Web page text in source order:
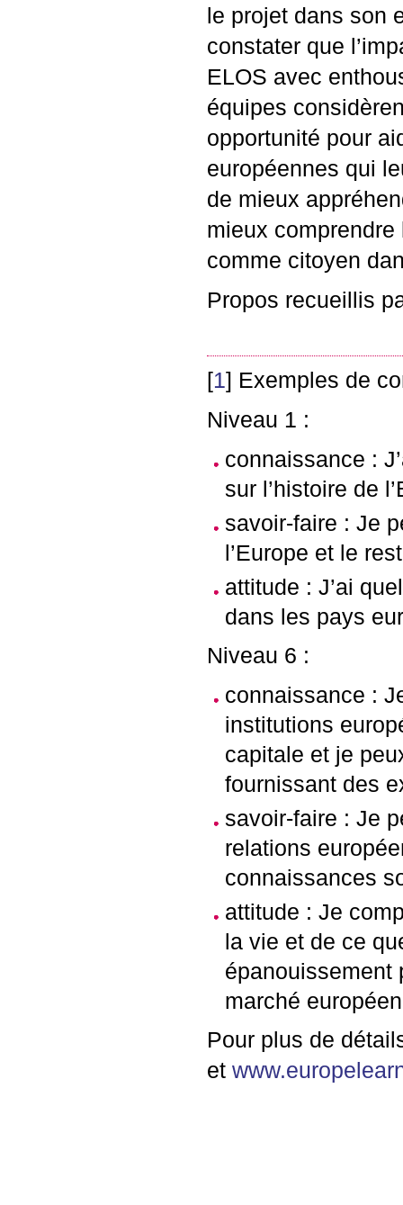
le projet dans son
constater que
ELOS avec
équipes
opportunité pour
européennes qui
de mieux
mieux
comme citoyen
Propos recueillis
[1] Exemples de
Niveau 1 :
connaissance :
sur l’histoire de
savoir-faire : Je
l’Europe et le
attitude : J’ai
dans les pays
Niveau 6 :
connaissance :
institutions
capitale et je
fournissant des
savoir-faire : Je
relations
connaissances
attitude : Je
la vie et de ce
épanouissement
marché
Pour plus de
et